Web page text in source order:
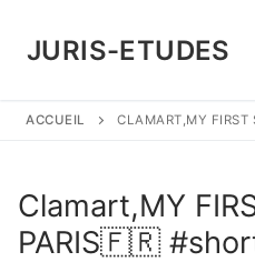
contenu
JURIS-ETUDES
ACCUEIL CLAMART,MY
Clamart,MY
PARIS🇫🇷